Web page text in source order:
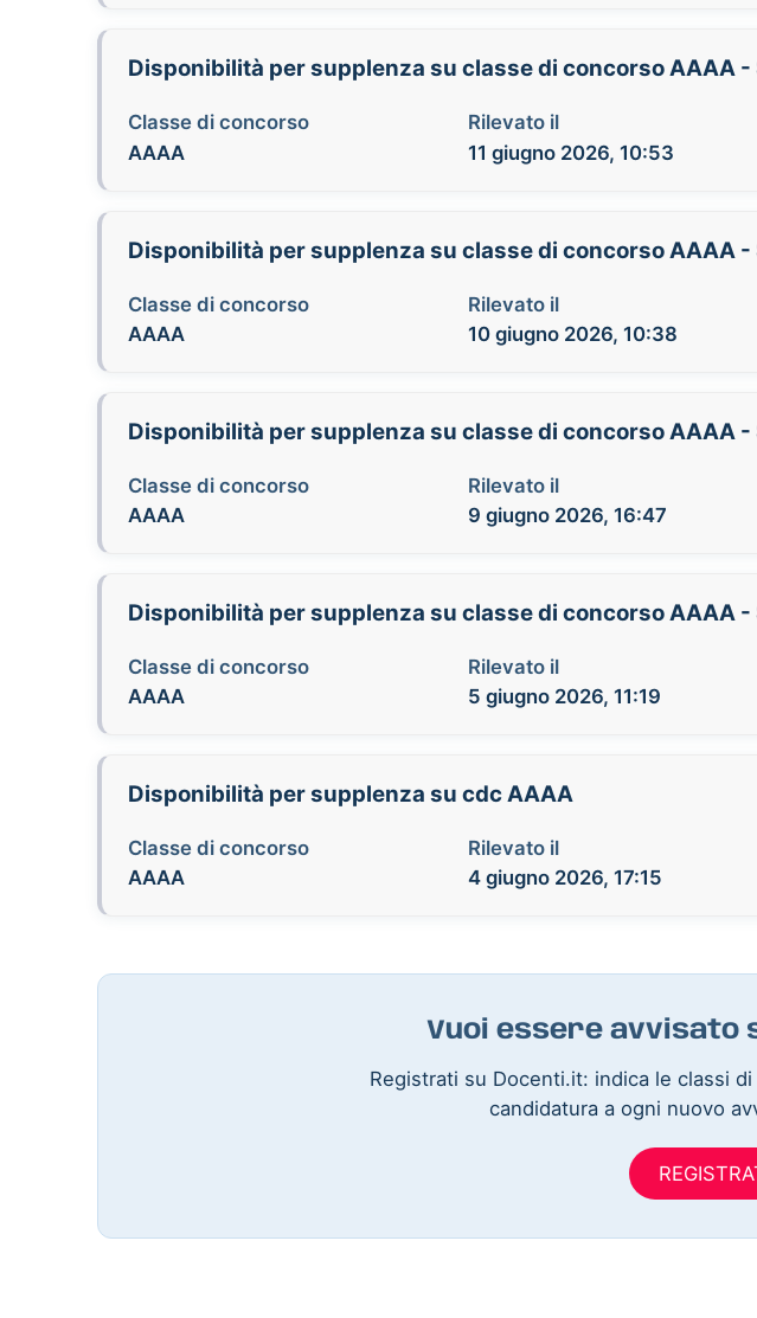
Disponibilità per supplenza su classe di concorso AAAA
Classe di concorso
AAAA
Rilevato il
11 giugno 2026, 10:53
Disponibilità per supplenza su classe di concorso AAAA
Classe di concorso
AAAA
Rilevato il
10 giugno 2026, 10:38
Disponibilità per supplenza su classe di concorso AAAA
Classe di concorso
AAAA
Rilevato il
9 giugno 2026, 16:47
Disponibilità per supplenza su classe di concorso AAAA
Classe di concorso
AAAA
Rilevato il
5 giugno 2026, 11:19
Disponibilità per supplenza su cdc AAAA
Classe di concorso
AAAA
Rilevato il
4 giugno 2026, 17:15
Vuoi essere avvisato
Registrati su Docenti.it: indica le classi
candidatura a ogni nuovo